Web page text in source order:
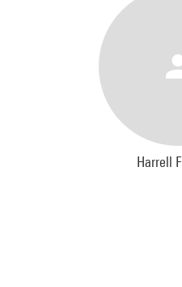
Harrell